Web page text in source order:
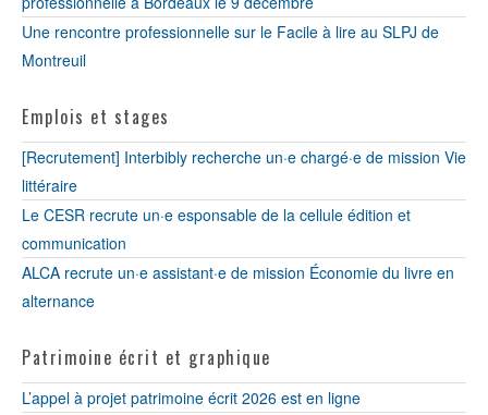
Une rencontre professionnelle sur le Facile à lire au SLPJ de
Montreuil
Emplois et stages
[Recrutement] Interbibly recherche un·e chargé·e de mission Vie
littéraire
Le CESR recrute un·e esponsable de la cellule édition et
communication
ALCA recrute un·e assistant·e de mission Économie du livre en
alternance
Patrimoine écrit et graphique
L’appel à projet patrimoine écrit 2026 est en ligne